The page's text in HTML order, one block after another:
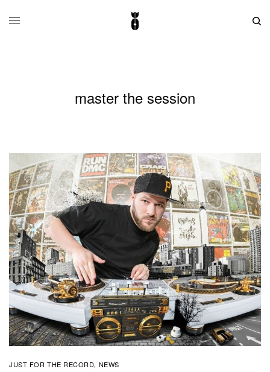
master the session
JUST FOR THE RECORD, NEWS